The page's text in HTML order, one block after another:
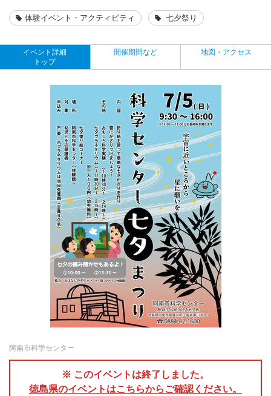
体験イベント・アクティビティ 七夕祭り
イベント詳細
トップ
開催期間など 地図・アクセス
阿南市科学センター
※ このイベントは終了しました。
徳島県のイベントはこちらからご確認ください。